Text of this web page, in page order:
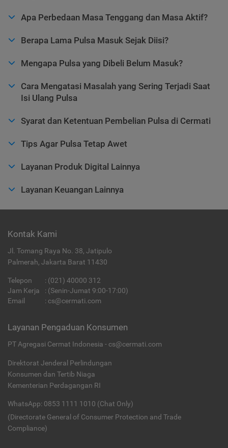
Apa Perbedaan Masa Tenggang dan Masa Aktif?
Berapa Lama Pulsa Masuk Sejak Diisi?
Mengapa Pulsa yang Dibeli Belum Masuk?
Cara Mengatasi Masalah yang Sering Terjadi Saat
Isi Ulang Pulsa
Syarat dan Ketentuan Pembelian Pulsa di Cermati
Tips Agar Pulsa Tetap Awet
Layanan Produk Digital Lainnya
Layanan Keuangan Lainnya
Kontak Kami
Jl. Tomang Raya No. 38, Jatipulo
Palmerah, Jakarta Barat 11430
Telepon : (021) 40000 312
Jam Kerja
: (Senin-Jumat 9:00-17:00)
Email
: cs@cermati.com
Layanan Pengaduan Konsumen
PT Agregasi Cermat Indonesia - cs@cermati.com
Direktorat Jenderal Perlindungan
Konsumen dan Tertib Niaga
Kementerian Perdagangan RI
WhatsApp: 0853 1111 1010 (Chat Only)
(Directorate General of Consumer Protection and Trade
Compliance)